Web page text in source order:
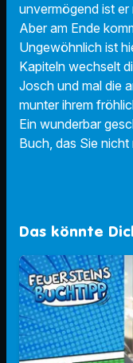
unvermögend ist
Aber am Ende
Ungewöhnlich ist
Kapiteln wechselt
Josch und mal die
munter ihrem
Ein wunderbar
Buch, das Sie
Das könnte